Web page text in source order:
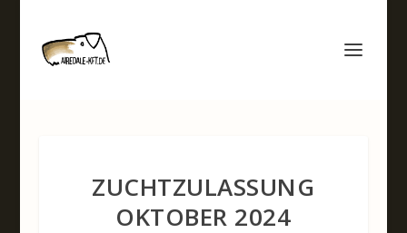
ZUCHTZULASSUNG
OKTOBER 2024